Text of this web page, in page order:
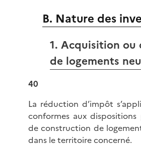
B. Nature des
1. Acquisition ou
de logements
40
La réduction d’impôt
conformes aux
de construction de
dans le territoire concerné.